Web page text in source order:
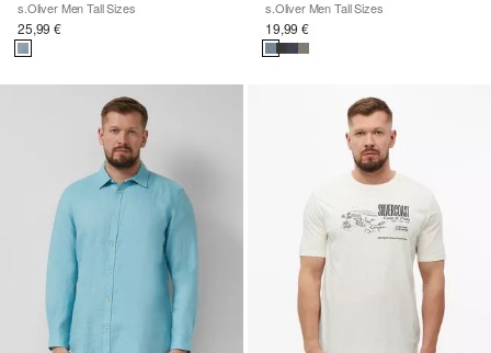
s.Oliver Men Tall Sizes
25,99 €
s.Oliver Men Tall Sizes
19,99 €